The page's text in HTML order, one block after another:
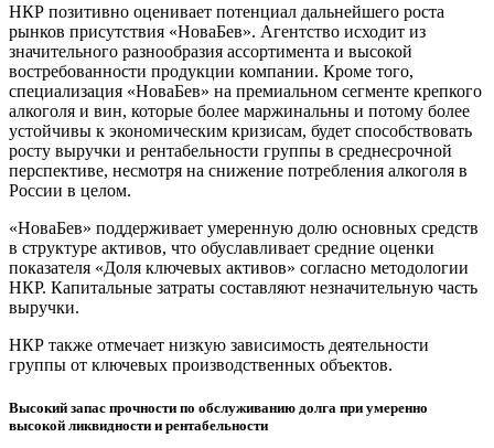
НКР позитивно оценивает потенциал дальнейшего роста
рынков присутствия «НоваБев». Агентство исходит из
значительного разнообразия ассортимента и высокой
востребованности продукции компании. Кроме того,
специализация «НоваБев» на премиальном сегменте крепкого
алкоголя и вин, которые более маржинальны и потому более
устойчивы к экономическим кризисам, будет способствовать
росту выручки и рентабельности группы в среднесрочной
перспективе, несмотря на снижение потребления алкоголя в
России в целом.
«НоваБев» поддерживает умеренную долю основных средств
в структуре активов, что обуславливает средние оценки
показателя «Доля ключевых активов» согласно методологии
НКР. Капитальные затраты составляют незначительную часть
выручки.
НКР также отмечает низкую зависимость деятельности
группы от ключевых производственных объектов.
Высокий запас прочности по обслуживанию долга при умеренно
высокой ликвидности и рентабельности